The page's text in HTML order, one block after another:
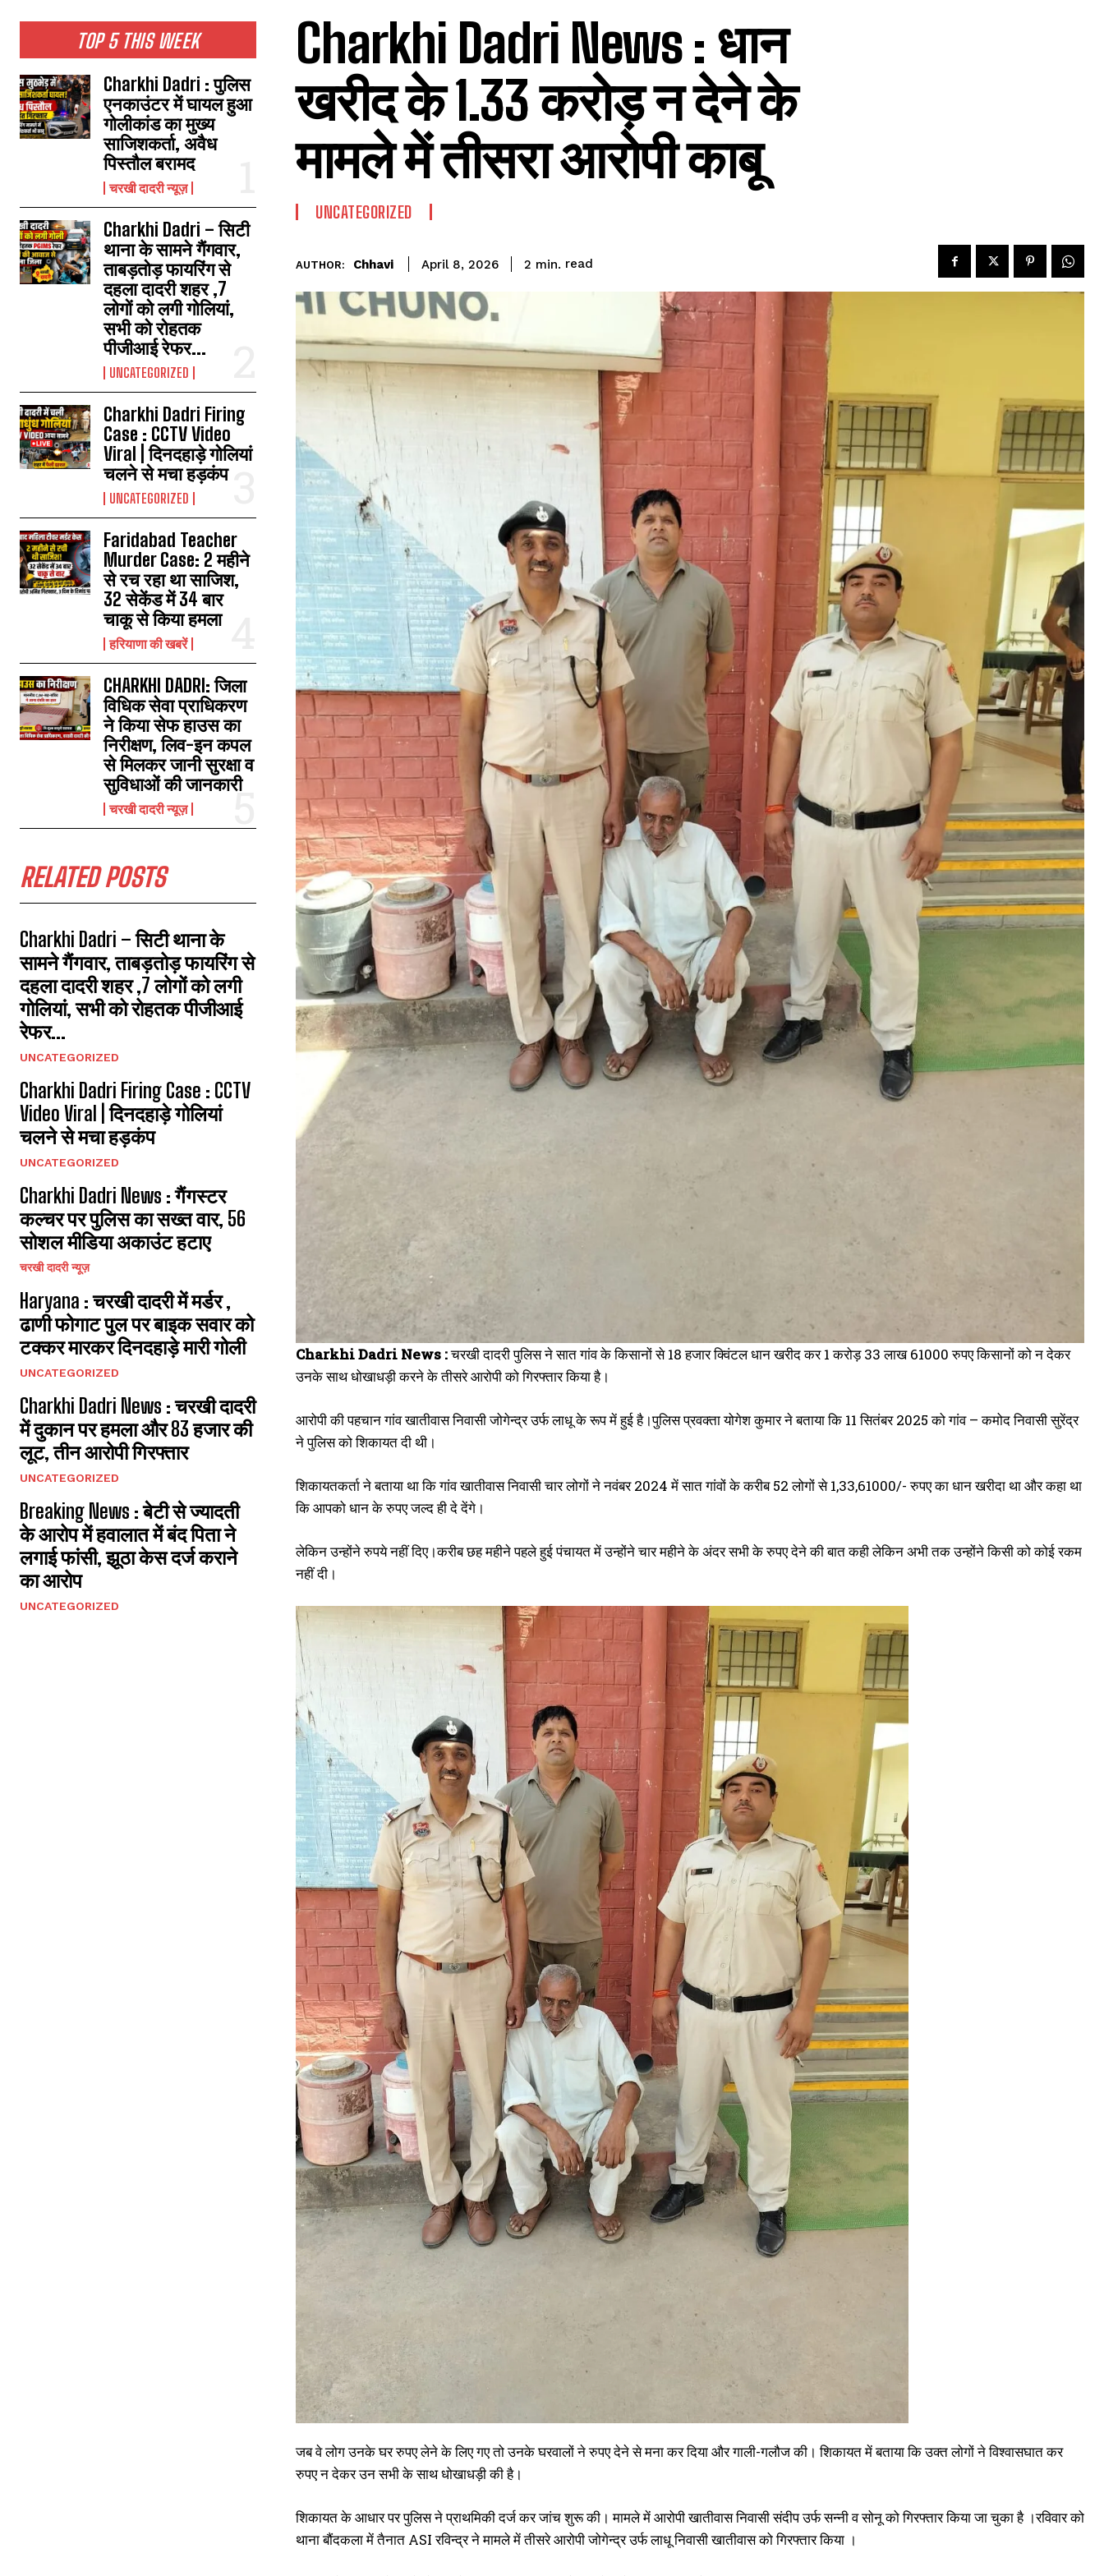
TOP 5 THIS WEEK
Charkhi Dadri : पुलिस
एनकाउंटर में घायल हुआ
गोलीकांड का मुख्य
साजिशकर्ता, अवैध
पिस्तौल बरामद
चरखी दादरी न्यूज़
Charkhi Dadri – सिटी
थाना के सामने गैंगवार,
ताबड़तोड़ फायरिंग से
दहला दादरी शहर ,7
लोगों को लगी गोलियां,
सभी को रोहतक
पीजीआई रेफर...
UNCATEGORIZED
Charkhi Dadri Firing
Case : CCTV Video
Viral | दिनदहाड़े गोलियां
चलने से मचा हड़कंप
UNCATEGORIZED
Faridabad Teacher
Murder Case: 2 महीने
से रच रहा था साजिश,
32 सेकेंड में 34 बार
चाकू से किया हमला
हरियाणा की खबरें
CHARKHI DADRI: जिला
विधिक सेवा प्राधिकरण
ने किया सेफ हाउस का
निरीक्षण, लिव-इन कपल
से मिलकर जानी सुरक्षा व
सुविधाओं की जानकारी
चरखी दादरी न्यूज़
RELATED POSTS
Charkhi Dadri – सिटी थाना के
सामने गैंगवार, ताबड़तोड़ फायरिंग से
दहला दादरी शहर ,7 लोगों को लगी
गोलियां, सभी को रोहतक पीजीआई
रेफर...
UNCATEGORIZED
Charkhi Dadri Firing Case : CCTV
Video Viral | दिनदहाड़े गोलियां
चलने से मचा हड़कंप
UNCATEGORIZED
Charkhi Dadri News : गैंगस्टर
कल्चर पर पुलिस का सख्त वार, 56
सोशल मीडिया अकाउंट हटाए
चरखी दादरी न्यूज़
Haryana : चरखी दादरी में मर्डर ,
ढाणी फोगाट पुल पर बाइक सवार को
टक्कर मारकर दिनदहाड़े मारी गोली
UNCATEGORIZED
Charkhi Dadri News : चरखी दादरी
में दुकान पर हमला और 83 हजार की
लूट, तीन आरोपी गिरफ्तार
UNCATEGORIZED
Breaking News : बेटी से ज्यादती
के आरोप में हवालात में बंद पिता ने
लगाई फांसी, झूठा केस दर्ज कराने
का आरोप
UNCATEGORIZED
Charkhi Dadri News : धान
खरीद के 1.33 करोड़ न देने के
मामले में तीसरा आरोपी काबू
UNCATEGORIZED
AUTHOR: Chhavi April 8, 2026 2 min. read
Charkhi Dadri News :चरखी दादरी पुलिस ने सात गांव के किसानों से 18 हजार क्विंटल धान खरीद कर 1 करोड़ 33 लाख 61000 रुपए किसानों को न देकर
उनके साथ धोखाधड़ी करने के तीसरे आरोपी को गिरफ्तार किया है।
आरोपी की पहचान गांव खातीवास निवासी जोगेन्द्र उर्फ लाधू के रूप में हुई है।पुलिस प्रवक्ता योगेश कुमार ने बताया कि 11 सितंबर 2025 को गांव – कमोद निवासी सुरेंद्र
ने पुलिस को शिकायत दी थी।
शिकायतकर्ता ने बताया था कि गांव खातीवास निवासी चार लोगों ने नवंबर 2024 में सात गांवों के करीब 52 लोगों से 1,33,61000/- रुपए का धान खरीदा था और कहा था
कि आपको धान के रुपए जल्द ही दे देंगे।
लेकिन उन्होंने रुपये नहीं दिए।करीब छह महीने पहले हुई पंचायत में उन्होंने चार महीने के अंदर सभी के रुपए देने की बात कही लेकिन अभी तक उन्होंने किसी को कोई रकम
नहीं दी।
जब वे लोग उनके घर रुपए लेने के लिए गए तो उनके घरवालों ने रुपए देने से मना कर दिया और गाली-गलौज की। शिकायत में बताया कि उक्त लोगों ने विश्वासघात कर
रुपए न देकर उन सभी के साथ धोखाधड़ी की है।
शिकायत के आधार पर पुलिस ने प्राथमिकी दर्ज कर जांच शुरू की। मामले में आरोपी खातीवास निवासी संदीप उर्फ सन्नी व सोनू को गिरफ्तार किया जा चुका है ।रविवार को
थाना बौंदकला में तैनात ASI रविन्द्र ने मामले में तीसरे आरोपी जोगेन्द्र उर्फ लाधू निवासी खातीवास को गिरफ्तार किया ।